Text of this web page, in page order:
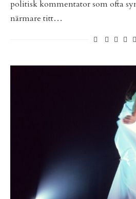
politisk kommentator som ofta
närmare titt…